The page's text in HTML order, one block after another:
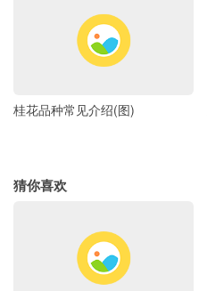
桂花品种常见介绍(图)
猜你喜欢